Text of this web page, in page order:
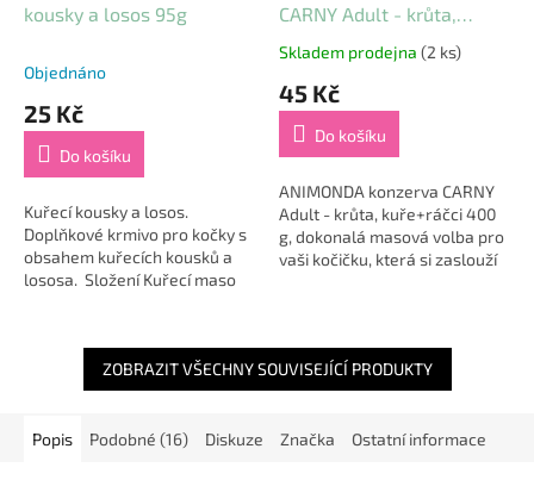
kousky a losos 95g
Objednáno
25 Kč
Do košíku
Kuřecí kousky a losos.
Doplňkové krmivo pro kočky s
obsahem kuřecích kousků a
lososa. Složení Kuřecí maso
CARNY Adult - krůta,
Průměrné
produktu
5,0
5
hvězdiček.
Skladem prodejna (2 ks)
45 Kč
Do košíku
ANIMONDA konzerva CARNY
Adult - krůta, kuře+ráčci 400
g, dokonalá masová volba pro
vaši kočičku, která si zaslouží
ZOBRAZIT VŠECHNY SOUVISEJÍCÍ PRODUKTY
Popis Podobné (16) Diskuze Značka Ostatní informace